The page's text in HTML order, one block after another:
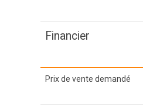
Financier
Prix de vente demandé